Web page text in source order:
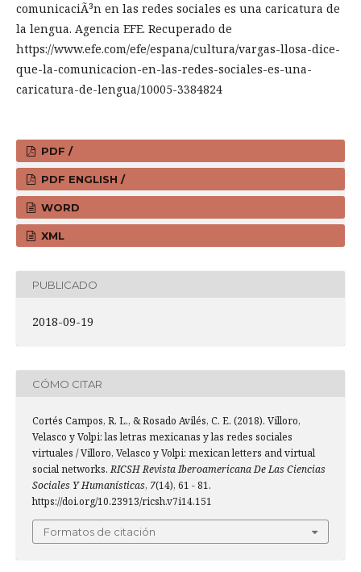
comunicaciÃ³n en las redes sociales es una caricatura de
la lengua. Agencia EFE. Recuperado de
https://www.efe.com/efe/espana/cultura/vargas-llosa-dice-
que-la-comunicacion-en-las-redes-sociales-es-una-
caricatura-de-lengua/10005-3384824
PDF /
PDF ENGLISH /
WORD
XML
PUBLICADO
2018-09-19
CÓMO CITAR
Cortés Campos, R. L., & Rosado Avilés, C. E. (2018). Villoro,
Velasco y Volpi: las letras mexicanas y las redes sociales
virtuales / Villoro, Velasco y Volpi: mexican letters and virtual
social networks.RICSH Revista Iberoamericana De Las Ciencias
Sociales Y Humanísticas, 7(14), 61 - 81.
https://doi.org/10.23913/ricsh.v7i14.151
Formatos de citación